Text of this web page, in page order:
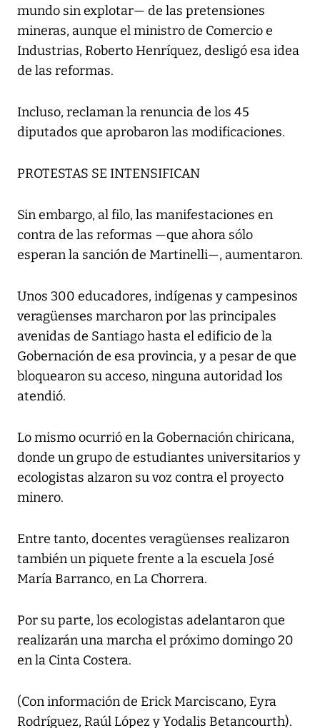
mundo sin explotar— de las pretensiones
mineras, aunque el ministro de Comercio e
Industrias, Roberto Henríquez, desligó esa idea
de las reformas.
Incluso, reclaman la renuncia de los 45
diputados que aprobaron las modificaciones.
PROTESTAS SE INTENSIFICAN
Sin embargo, al filo, las manifestaciones en
contra de las reformas —que ahora sólo
esperan la sanción de Martinelli—, aumentaron.
Unos 300 educadores, indígenas y campesinos
veragüenses marcharon por las principales
avenidas de Santiago hasta el edificio de la
Gobernación de esa provincia, y a pesar de que
bloquearon su acceso, ninguna autoridad los
atendió.
Lo mismo ocurrió en la Gobernación chiricana,
donde un grupo de estudiantes universitarios y
ecologistas alzaron su voz contra el proyecto
minero.
Entre tanto, docentes veragüenses realizaron
también un piquete frente a la escuela José
María Barranco, en La Chorrera.
Por su parte, los ecologistas adelantaron que
realizarán una marcha el próximo domingo 20
en la Cinta Costera.
(Con información de Erick Marciscano, Eyra
Rodríguez, Raúl López y Yodalis Betancourth).